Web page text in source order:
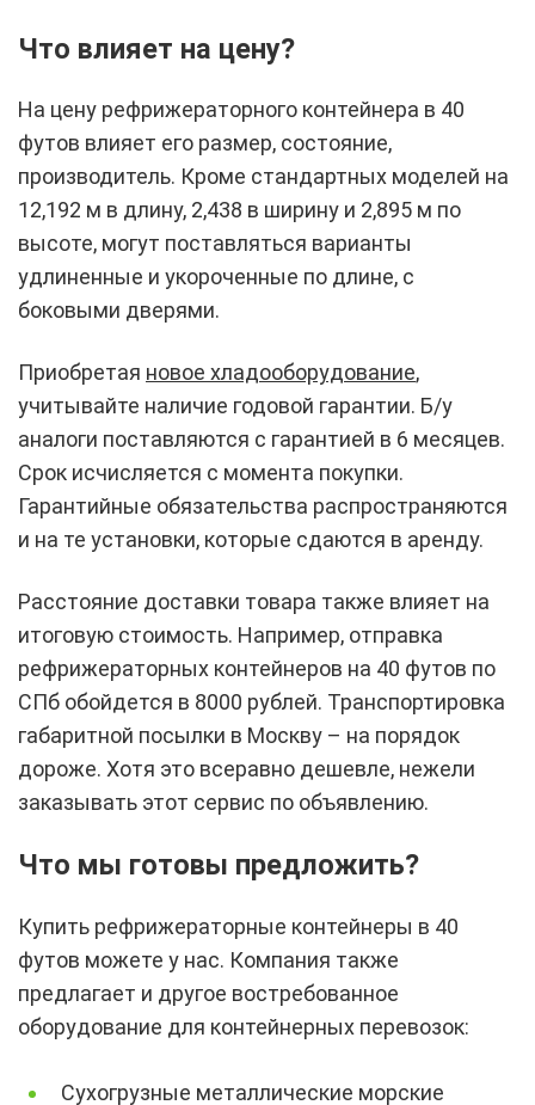
Что влияет на цену?
На цену рефрижераторного контейнера в 40
футов влияет его размер, состояние,
производитель. Кроме стандартных моделей на
12,192 м в длину, 2,438 в ширину и 2,895 м по
высоте, могут поставляться варианты
удлиненные и укороченные по длине, с
боковыми дверями.
Приобретая новое хладооборудование,
учитывайте наличие годовой гарантии. Б/у
аналоги поставляются с гарантией в 6 месяцев.
Срок исчисляется с момента покупки.
Гарантийные обязательства распространяются
и на те установки, которые сдаются в аренду.
Расстояние доставки товара также влияет на
итоговую стоимость. Например, отправка
рефрижераторных контейнеров на 40 футов по
СПб обойдется в 8000 рублей. Транспортировка
габаритной посылки в Москву – на порядок
дороже. Хотя это всеравно дешевле, нежели
заказывать этот сервис по объявлению.
Что мы готовы предложить?
Купить рефрижераторные контейнеры в 40
футов можете у нас. Компания также
предлагает и другое востребованное
оборудование для контейнерных перевозок:
Сухогрузные металлические морские